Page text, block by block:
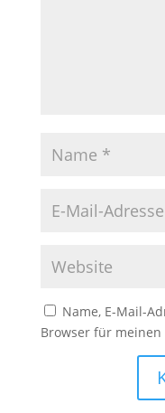
Name, E-Mail-
Browser für